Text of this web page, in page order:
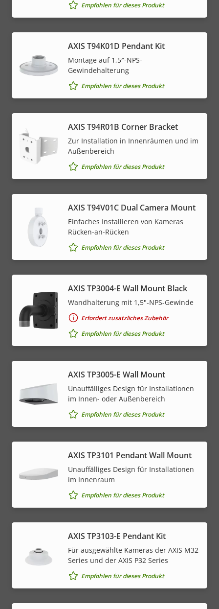
Empfohlen für dieses Produkt
AXIS T94K01D Pendant Kit
Montage auf 1,5″-NPS-
Gewindehalterung
Empfohlen für dieses Produkt
AXIS T94R01B Corner Bracket
Zur Installation in Innenräumen und im
Außenbereich
Empfohlen für dieses Produkt
AXIS T94V01C Dual Camera Mount
Einfaches Installieren von Kameras
Rücken-an-Rücken
Empfohlen für dieses Produkt
AXIS TP3004-E Wall Mount Black
Wandhalterung mit 1,5"-NPS-Gewinde
Erfordert zusätzliches Zubehör
Empfohlen für dieses Produkt
AXIS TP3005-E Wall Mount
Unauffälliges Design für Installationen
im Innen- oder Außenbereich
Empfohlen für dieses Produkt
AXIS TP3101 Pendant Wall Mount
Unauffälliges Design für Installationen
im Innenraum
Empfohlen für dieses Produkt
AXIS TP3103-E Pendant Kit
Für ausgewählte Kameras der AXIS M32
Series und der AXIS P32 Series
Empfohlen für dieses Produkt